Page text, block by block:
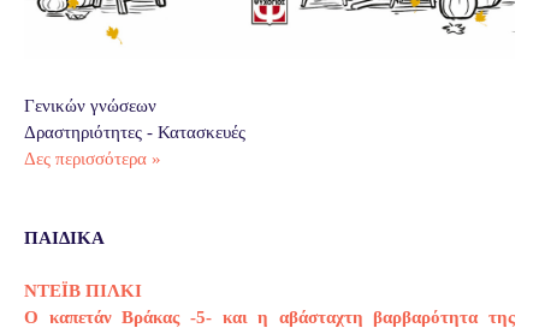
Γενικών γνώσεων
Δραστηριότητες - Κατασκευές
Δες περισσότερα »
ΠΑΙΔΙΚΑ
ΝΤΕΪΒ ΠΙΛΚΙ
Ο καπετάν Βράκας -5- και η αβάσταχτη βαρβαρότητα της